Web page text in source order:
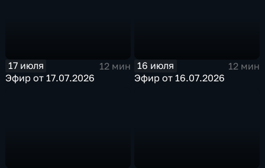
17 июля
12 мин
Эфир от 17.07.2026
16 июля
12 мин
Эфир от 16.07.2026